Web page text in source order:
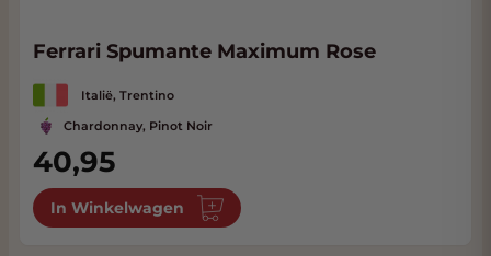
Ferrari Spumante Maximum Rose
Italië, Trentino
Chardonnay, Pinot Noir
40,95
In Winkelwagen